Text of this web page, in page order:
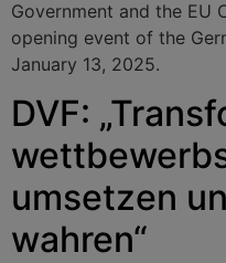
Government and the EU
opening event of the
January 13, 2025.
DVF:
umsetzen
wahren“